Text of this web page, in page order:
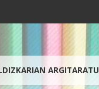
ARGITARATU